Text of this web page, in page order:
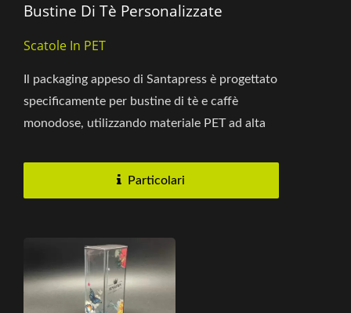
Bustine Di Tè Personalizzate
Scatole In PET
Il packaging appeso di Santapress è progettato
specificamente per bustine di tè e caffè
monodose, utilizzando materiale PET ad alta
Particolari